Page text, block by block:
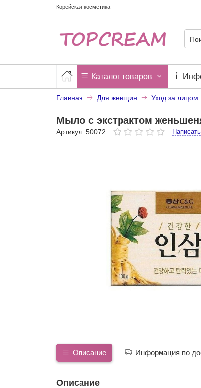
Корейская косметика
Каталог товаров
Главная Для женщин Уход за лицом
Мыло с экстрактом
Артикул: 50072
Описание Информация по
Описание